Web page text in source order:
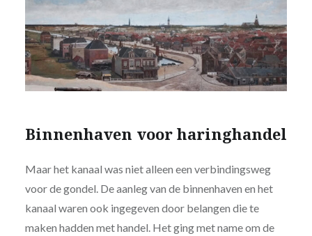
Binnenhaven voor haringhandel
Maar het kanaal was niet alleen een verbindingsweg
voor de gondel. De aanleg van de binnenhaven en het
kanaal waren ook ingegeven door belangen die te
maken hadden met handel. Het ging met name om de